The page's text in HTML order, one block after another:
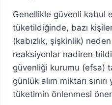
Genellikle güvenli kabul
tüketildiğinde, bazı
(kabızlık, şişkinlik)
reaksiyonlar nadiren
güvenliği kurumu (efsa)
günlük alım miktarı
tüketimin önlenmesi